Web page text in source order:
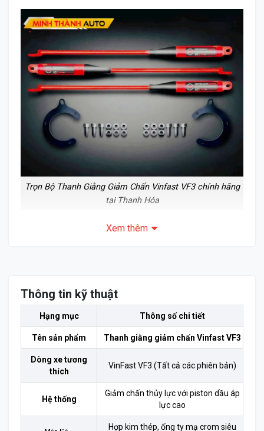
Trọn Bộ Thanh Giằng Giảm Chấn Vinfast VF3 chính hãng
tại Thanh Hóa
Giá Bán và Chi tiết Lắp Đặt Thanh giằng
Nâng cấp sự ổn định và an toàn cho xế yêu với mức
chi phí vô cùng hợp lý:
Giá niêm yết: 5.800.000 VNĐ
Mức giá này đã bao gồm trọn bộ sản phẩm và công
lắp đặt hoàn thiện.
Xem thêm
Thông tin kỹ thuật
Hạng mục Thông số chi tiết
Tên sản phẩm Thanh giằng giảm chấn Vinfast VF3
Dòng xe tương
thích
VinFast VF3 (Tất cả các phiên bản)
Hệ thống
Giảm chấn thủy lực với piston dầu áp
lực cao
Hợp kim thép, ống ty mạ crom siêu